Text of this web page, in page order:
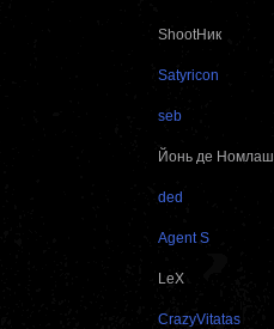
ShootНик
Satyricon
seb
Йонь де Номлаш
ded
Agent S
LеX
CrazyVitatas